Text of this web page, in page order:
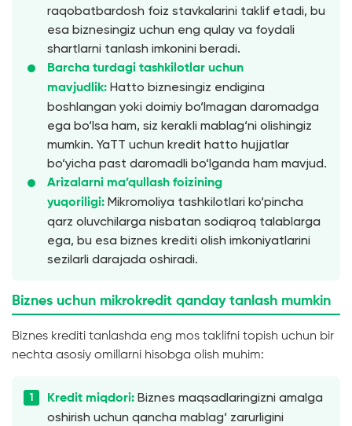
raqobatbardosh foiz stavkalarini taklif etadi, bu
esa biznesingiz uchun eng qulay va foydali
shartlarni tanlash imkonini beradi.
Barcha turdagi tashkilotlar uchun
mavjudlik: Hatto biznesingiz endigina
boshlangan yoki doimiy bo‘lmagan daromadga
ega bo‘lsa ham, siz kerakli mablag‘ni olishingiz
mumkin. YaTT uchun kredit hatto hujjatlar
bo‘yicha past daromadli bo‘lganda ham mavjud.
Arizalarni ma’qullash foizining
yuqoriligi: Mikromoliya tashkilotlari ko‘pincha
qarz oluvchilarga nisbatan sodiqroq talablarga
ega, bu esa biznes krediti olish imkoniyatlarini
sezilarli darajada oshiradi.
Biznes uchun mikrokredit qanday tanlash mumkin
Biznes krediti tanlashda eng mos taklifni topish uchun bir
nechta asosiy omillarni hisobga olish muhim:
Kredit miqdori: Biznes maqsadlaringizni amalga
oshirish uchun qancha mablag‘ zarurligini